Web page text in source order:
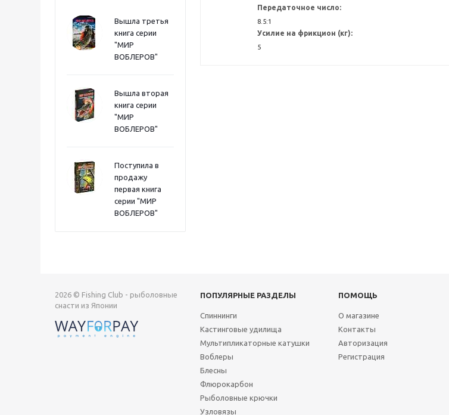
Вышла третья
книга серии
"МИР
ВОБЛЕРОВ"
Вышла вторая
книга серии
"МИР
ВОБЛЕРОВ"
Поступила в
продажу
первая книга
серии "МИР
ВОБЛЕРОВ"
Передаточное число:
8.5:1
Усилие на фрикцион (кг):
5
2026 © Fishing Club - рыболовные
снасти из Японии
ПОПУЛЯРНЫЕ РАЗДЕЛЫ ПОМОЩЬ
Спиннинги
Кастинговые удилища
Мультипликаторные катушки
Воблеры
Блесны
Флюрокарбон
Рыболовные крючки
Узловязы
О магазине
Контакты
Авторизация
Регистрация